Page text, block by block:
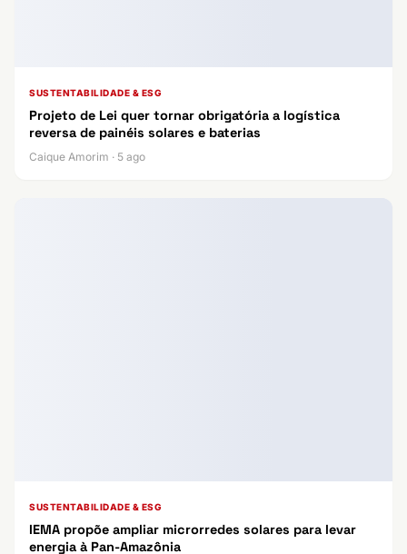
SUSTENTABILIDADE & ESG
Projeto de Lei quer tornar obrigatória a logística
reversa de painéis solares e baterias
Caique Amorim · 5 ago
SUSTENTABILIDADE & ESG
IEMA propõe ampliar microrredes solares para levar
energia à Pan-Amazônia